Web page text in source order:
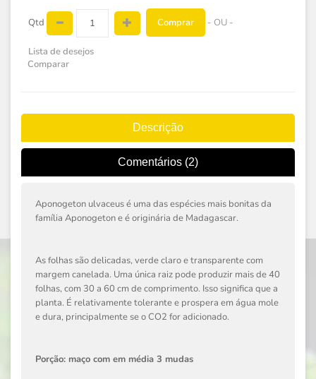
Qtd Comprar - OU -
Lista de desejos
Comparar
Descrição
Comentários (2)
Aponogeton ulvaceus é uma das espécies mais bonitas da
família Aponogeton e é originária de Madagascar.
As folhas são delicadas, verde claro e transparente com
margem canelada. Uma única raiz pode produzir mais de 40
folhas, com 30 a 60 cm de comprimento. Isso significa que a
planta. É relativamente tolerante e prospera em água mole
e dura, principalmente se o CO2 for adicionado.
Porção: maço com em média 3 mudas